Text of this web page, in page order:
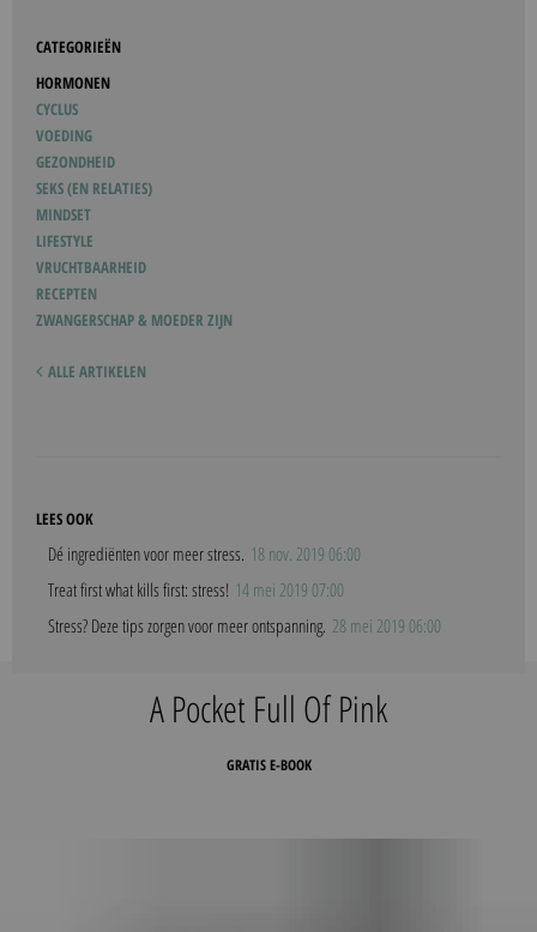
CATEGORIEËN
HORMONEN
CYCLUS
VOEDING
GEZONDHEID
SEKS (EN RELATIES)
MINDSET
LIFESTYLE
VRUCHTBAARHEID
RECEPTEN
ZWANGERSCHAP & MOEDER ZIJN
ALLE ARTIKELEN
LEES OOK
Dé ingrediënten voor meer stress. 18 nov. 2019 06:00
Treat first what kills first: stress! 14 mei 2019 07:00
Stress? Deze tips zorgen voor meer ontspanning. 28 mei 2019 06:00
A Pocket Full Of Pink
GRATIS E-BOOK